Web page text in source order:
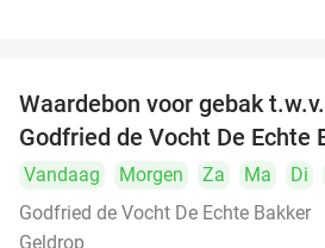
Waardebon voor gebak
Godfried de Vocht De Echte
Vandaag Morgen Za Ma Di
Godfried de Vocht De Echte Bakker
Geldrop